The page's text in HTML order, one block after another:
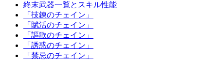
終末武器一覧とスキル性能
「技錬のチェイン」
「賦活のチェイン」
「謳歌のチェイン」
「誘惑のチェイン」
「禁忌のチェイン」